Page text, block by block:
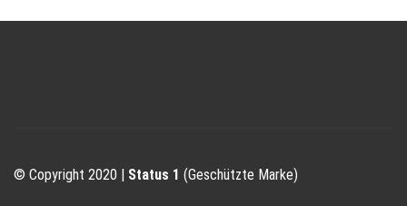
© Copyright 2020 | Status 1 (Geschützte Marke)